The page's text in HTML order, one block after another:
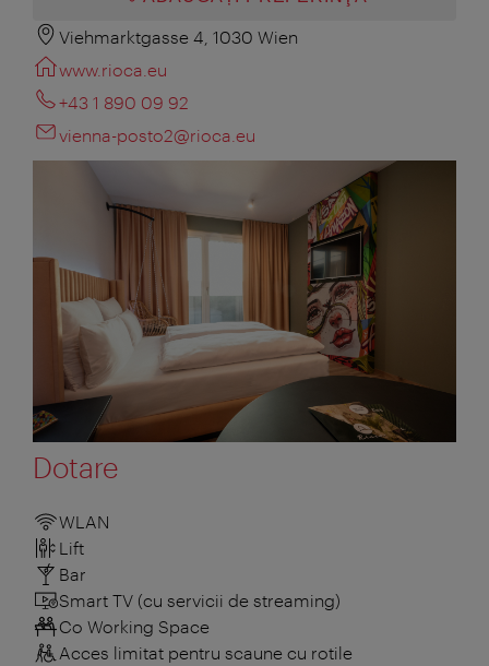
Viehmarktgasse 4, 1030 Wien
www.rioca.eu
+43 1 890 09 92
vienna-posto2@rioca.eu
Dotare
WLAN
Lift
Bar
Smart TV (cu servicii de streaming)
Co Working Space
Acces limitat pentru scaune cu rotile